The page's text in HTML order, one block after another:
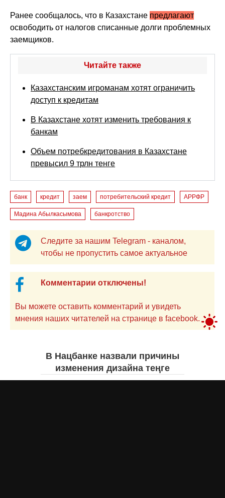
Ранее сообщалось, что в Казахстане предлагают
освободить от налогов списанные долги проблемных
заемщиков.
Читайте также
Казахстанским игроманам хотят ограничить
доступ к кредитам
В Казахстане хотят изменить требования к
банкам
Объем потребкредитования в Казахстане
превысил 9 трлн тенге
банк кредит заем потребительский кредит АРРФР
Мадина Абылкасымова банкротство
Следите за нашим Telegram - каналом,
чтобы не пропустить самое актуальное
Комментарии отключены!
Вы можете оставить комментарий и увидеть
мнения наших читателей на странице в facebook.
В Нацбанке назвали причины
изменения дизайна теңге